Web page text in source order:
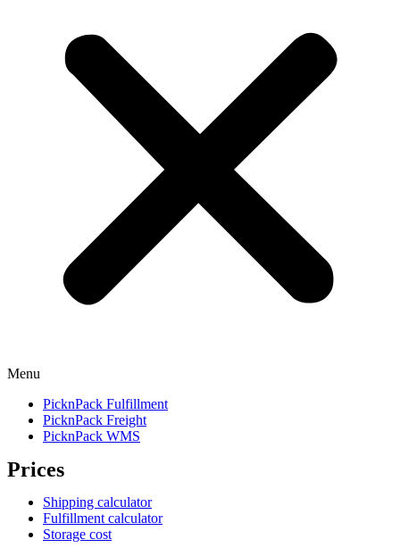
Menu
PicknPack Fulfillment
PicknPack Freight
PicknPack WMS
Prices
Shipping calculator
Fulfillment calculator
Storage cost